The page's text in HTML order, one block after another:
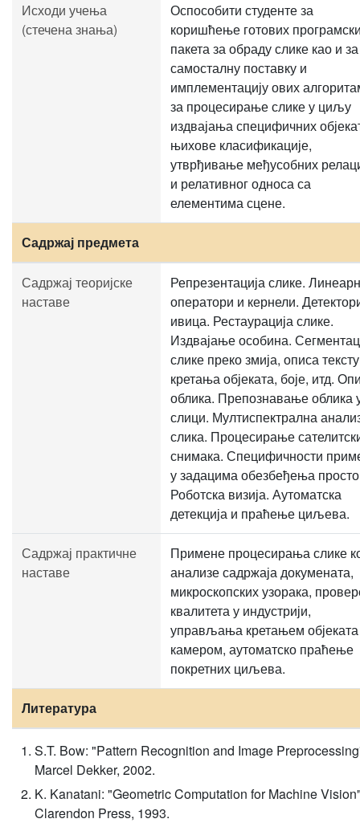
Исходи учења
(стечена знања)
Оспособити студенте за
коришћење готових
пакета за обраду слике као и за
самосталну поставку и
имплементацију ових
за процесирање слике у циљу
издвајања специфичних
њихове класификације,
утврђивање међусобних
и релативног односа са
елементима сцене.
Садржај предмета
Садржај теоријске
наставе
Репрезентација слике.
оператори и кернели.
ивица. Рестаурација слике.
Издвајање особина.
слике преко змија, описа
кретања објеката, боје, итд.
облика. Препознавање облика
слици. Мултиспектрална
слика. Процесирање
снимака. Специфичности
у задацима обезбеђења
Роботска визија. Аутоматска
детекција и праћење циљева.
Садржај практичне
наставе
Примене процесирања слике
анализе садржаја докумената,
микроскопских узорака,
квалитета у индустрији,
управљања кретањем
камером, аутоматско праћење
покретних циљева.
Литература
S.T. Bow: "Pattern Recognition and Image
Marcel Dekker, 2002.
K. Kanatani: "Geometric Computation for Machine
Clarendon Press, 1993.